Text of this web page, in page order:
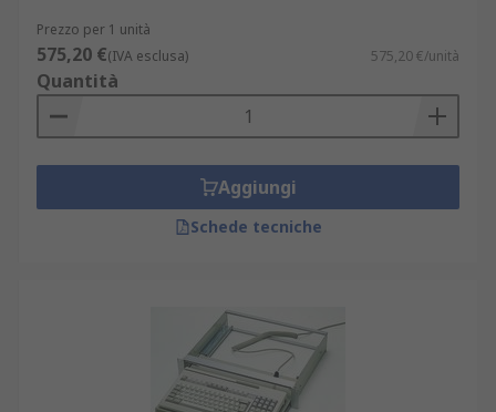
Prezzo per 1 unità
575,20 €(IVA esclusa) 575,20 €/unità
Quantità
Aggiungi
Schede tecniche